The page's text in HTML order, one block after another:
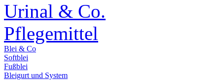
Urinal & Co.
Pflegemittel
Blei & Co
Softblei
Fußblei
Bleigurt und System